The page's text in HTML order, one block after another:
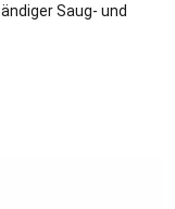
Saug- und